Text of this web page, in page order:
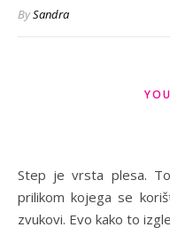
BySandra
Step je vrsta plesa. To je veseo, ritmičan i bučan ples
prilikom kojega se
zvukovi. Evo kako to